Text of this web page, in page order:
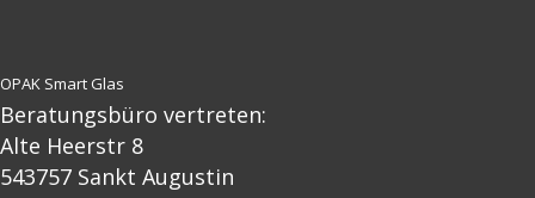
OPAK Smart Glas
Beratungsbüro vertreten:
Alte Heerstr 8
543757 Sankt Augustin